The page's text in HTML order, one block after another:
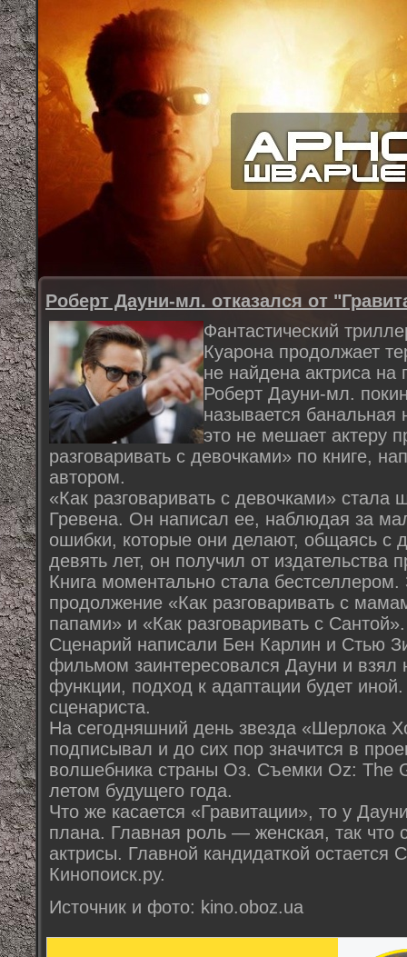
Роберт Дауни-мл. отказался от
Фантастический
Куарона продолжает
не найдена актриса
Роберт Дауни-мл.
называется
это не мешает актеру
разговаривать с девочками» по книге,
автором.
«Как разговаривать с девочками» стала
Гревена. Он написал ее, наблюдая за
ошибки, которые они делают, общаясь с
девять лет, он получил от издательства
Книга моментально стала
продолжение «Как разговаривать с
папами» и «Как разговаривать с Сантой».
Сценарий написали Бен Карлин и Стью
фильмом заинтересовался Дауни и взял
функции, подход к адаптации будет
сценариста.
На сегодняшний день звезда «Шерлока
подписывал и до сих пор значится в
волшебника страны Оз. Съемки Oz: The
летом будущего года.
Что же касается «Гравитации», то у
плана. Главная роль — женская, так что
актрисы. Главной кандидаткой остается
Кинопоиск.ру.
Источник и фото: kino.oboz.ua